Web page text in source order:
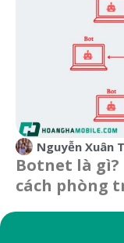
Nguyễn Xuân
Botnet là gì?
cách phòng